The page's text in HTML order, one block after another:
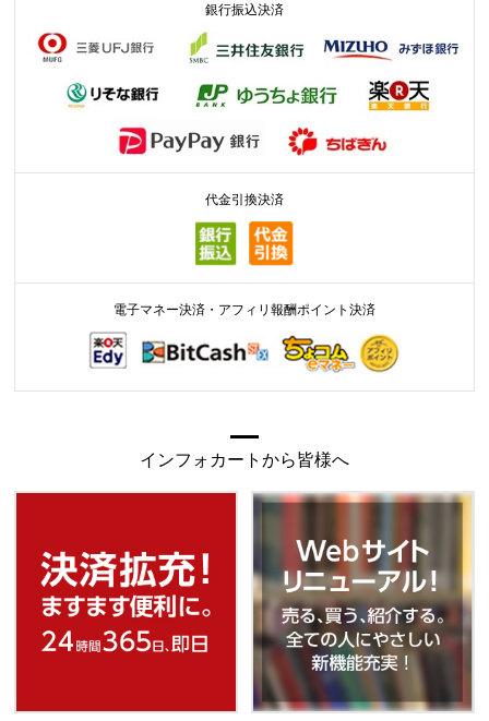
銀行振込決済
代金引換決済
電子マネー決済・アフィリ報酬ポイント決済
インフォカートから皆様へ